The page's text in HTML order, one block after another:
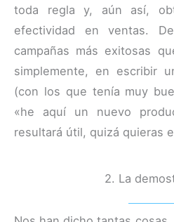
toda regla y, aún así,
efectividad en ventas.
campañas más exitosas
simplemente, en escribir
(con los que tenía muy
«he aquí un nuevo
resultará útil, quizá quieras
2. La